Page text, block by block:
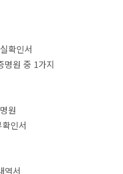
확인서
명원 중 1가지
원
인서
역서